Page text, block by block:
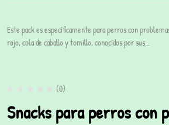
Este pack es específicamente para perros con
rojo, cola de caballo y tomillo, conocidos por sus…
(0)
Snacks para perros con